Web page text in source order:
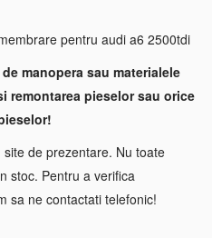
pentru audi a6 2500tdi
manopera sau materialele
remontarea pieselor sau orice
de prezentare. Nu toate
stoc. Pentru a verifica
sa ne contactati telefonic!